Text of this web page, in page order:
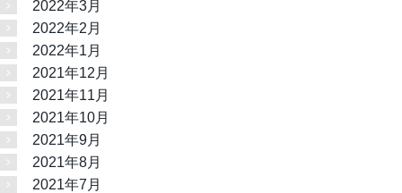
2022年3月
2022年2月
2022年1月
2021年12月
2021年11月
2021年10月
2021年9月
2021年8月
2021年7月